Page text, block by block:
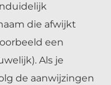
die afwijkt
een
Als je
de aanwijzingen